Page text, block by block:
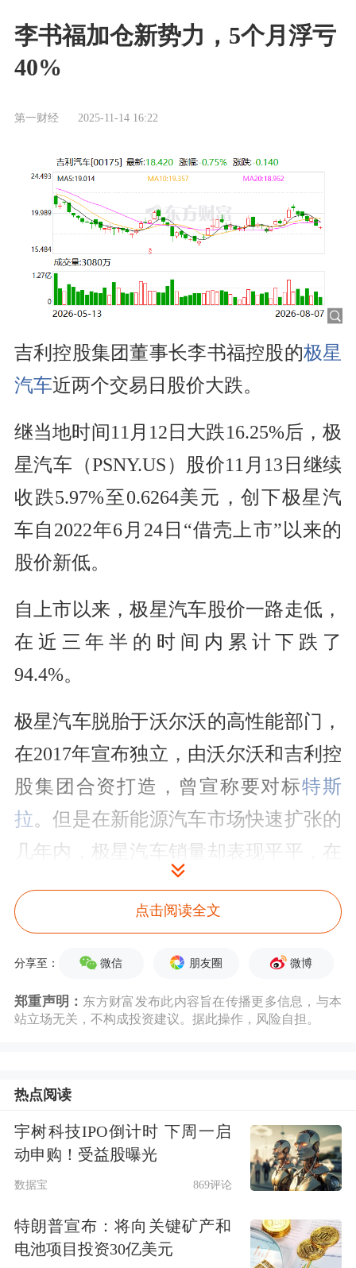
李书福加仓新势力，5个月浮亏
40%
第一财经 2025-11-14 16:22
吉利控股集团董事长李书福控股的极星
汽车近两个交易日股价大跌。
继当地时间11月12日大跌16.25%后，极
星汽车（PSNY.US）股价11月13日继续
收跌5.97%至0.6264美元，创下极星汽
车自2022年6月24日“借壳上市”以来的
股价新低。
自上市以来，极星汽车股价一路走低，
在近三年半的时间内累计下跌了
94.4%。
极星汽车脱胎于沃尔沃的高性能部门，
在2017年宣布独立，由沃尔沃和吉利控
股集团合资打造，曾宣称要对标特斯
拉。但是在新能源汽车市场快速扩张的
几年内，极星汽车销量却表现平平，在
中国市场更是全面溃败。
公开数据显示，2021年~2024年，极星
在全球市场的销量分别为29000辆、
51500辆、54626辆、44851辆，而在中
国市场的销量分别为2048辆、1717辆、
车在国内业务几乎停摆，多个月份销量
为个位数，今年前10个月，仅累计卖出
163辆车。今年10月，极星汽车已关闭
其在中国市场的最后一家直营门店。
经营不善的结果是利润的持续亏损。
点击阅读全文
分享至： 微信 朋友圈 微博
郑重声明： 东方财富发布此内容旨在传播更多信息，与本
站立场无关，不构成投资建议。据此操作，风险自担。
热点阅读
宇树科技IPO倒计时 下周一启
动申购！受益股曝光
数据宝 869评论
特朗普宣布：将向关键矿产和
电池项目投资30亿美元